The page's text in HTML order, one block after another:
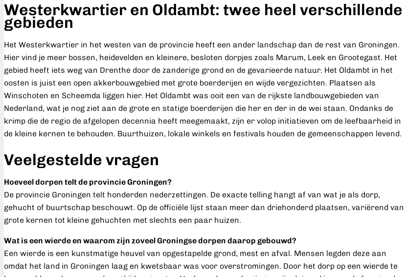
Westerkwartier en Oldambt: twee heel verschillende
gebieden
Het Westerkwartier in het westen van de provincie heeft een ander landschap dan de rest van Groningen.
Hier vind je meer bossen, heidevelden en kleinere, besloten dorpjes zoals Marum, Leek en Grootegast. Het
gebied heeft iets weg van Drenthe door de zanderige grond en de gevarieerde natuur. Het Oldambt in het
oosten is juist een open akkerbouwgebied met grote boerderijen en wijde vergezichten. Plaatsen als
Winschoten en Scheemda liggen hier. Het Oldambt was ooit een van de rijkste landbouwgebieden van
Nederland, wat je nog ziet aan de grote en statige boerderijen die her en der in de wei staan. Ondanks de
krimp die de regio de afgelopen decennia heeft meegemaakt, zijn er volop initiatieven om de leefbaarheid in
de kleine kernen te behouden. Buurthuizen, lokale winkels en festivals houden de gemeenschappen levend.
Veelgestelde vragen
Hoeveel dorpen telt de provincie Groningen?
De provincie Groningen telt honderden nederzettingen. De exacte telling hangt af van wat je als dorp,
gehucht of buurtschap beschouwt. Op de officiële lijst staan meer dan driehonderd plaatsen, variërend van
grote kernen tot kleine gehuchten met slechts een paar huizen.
Wat is een wierde en waarom zijn zoveel Groningse dorpen daarop gebouwd?
Een wierde is een kunstmatige heuvel van opgestapelde grond, mest en afval. Mensen legden deze aan
omdat het land in Groningen laag en kwetsbaar was voor overstromingen. Door het dorp op een wierde te